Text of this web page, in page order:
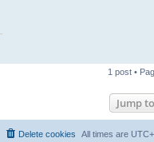
1 post •
Jump to
All times are
Delete cookies